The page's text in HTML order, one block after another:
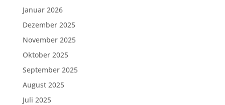
Januar 2026
Dezember 2025
November 2025
Oktober 2025
September 2025
August 2025
Juli 2025